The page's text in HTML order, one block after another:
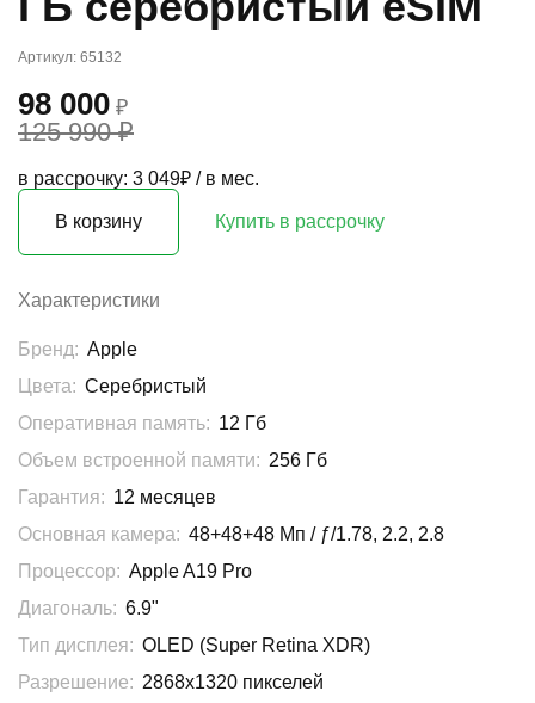
Артикул: 65132
98 000 ₽
125 990 ₽
в рассрочку: 3 049₽ / в мес.
В корзину Купить в рассрочку
Характеристики
Бренд: Apple
Цвета: Серебристый
Оперативная память: 12 Гб
Объем встроенной памяти: 256 Гб
Гарантия: 12 месяцев
Основная камера: 48+48+48 Мп / ƒ/1.78, 2.2, 2.8
Процессор: Apple A19 Pro
Диагональ: 6.9"
Тип дисплея: OLED (Super Retina XDR)
Разрешение: 2868x1320 пикселей